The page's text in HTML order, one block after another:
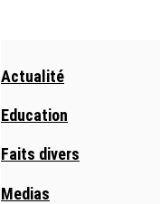
Actualité
Education
Faits divers
Medias